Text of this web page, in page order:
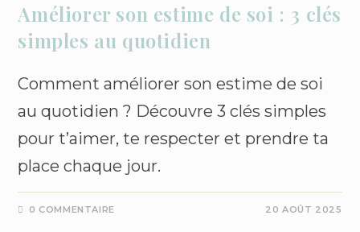
Améliorer son estime de soi : 3 clés
simples au quotidien
Comment améliorer son estime de soi
au quotidien ? Découvre 3 clés simples
pour t’aimer, te respecter et prendre ta
place chaque jour.
0 COMMENTAIRE 20 AOÛT 2025